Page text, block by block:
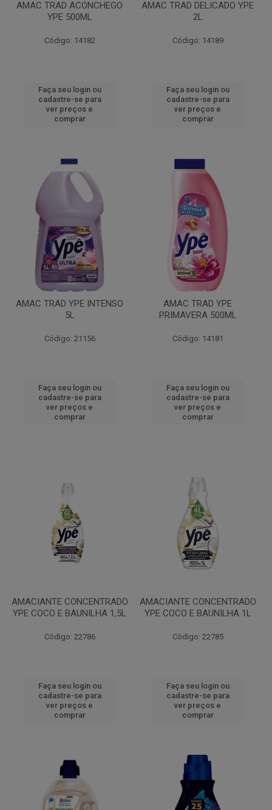
AMAC TRAD ACONCHEGO
YPE 500ML
Código: 14182
Faça seu login ou
cadastre-se para
ver preços e
comprar
AMAC TRAD DELICADO YPE
2L
Código: 14189
Faça seu login ou
cadastre-se para
ver preços e
comprar
AMAC TRAD YPE INTENSO
5L
Código: 21156
Faça seu login ou
cadastre-se para
ver preços e
comprar
AMAC TRAD YPE
PRIMAVERA 500ML
Código: 14181
Faça seu login ou
cadastre-se para
ver preços e
comprar
AMACIANTE CONCENTRADO
YPE COCO E BAUNILHA 1,5L
Código: 22786
Faça seu login ou
cadastre-se para
ver preços e
comprar
AMACIANTE CONCENTRADO
YPE COCO E BAUNILHA 1L
Código: 22785
Faça seu login ou
cadastre-se para
ver preços e
comprar